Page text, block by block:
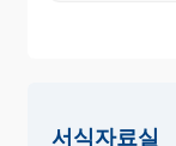
서식자료실